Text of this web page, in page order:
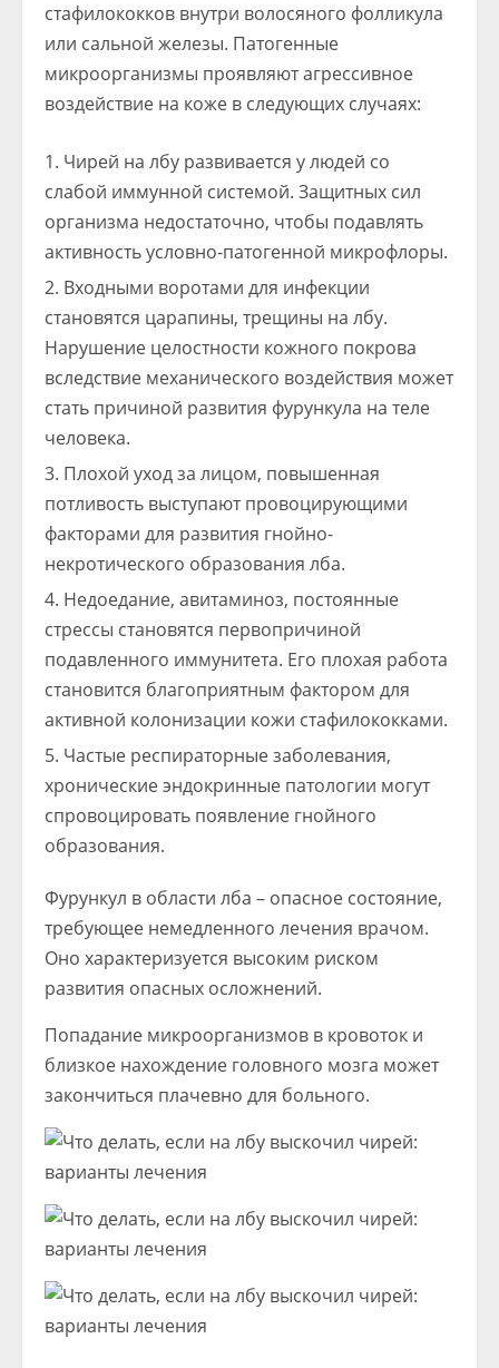
стафилококков внутри волосяного фолликула
или сальной железы. Патогенные
микроорганизмы проявляют агрессивное
воздействие на коже в следующих случаях:
Чирей на лбу развивается у людей со
слабой иммунной системой. Защитных сил
организма недостаточно, чтобы подавлять
активность условно-патогенной микрофлоры.
Входными воротами для инфекции
становятся царапины, трещины на лбу.
Нарушение целостности кожного покрова
вследствие механического воздействия может
стать причиной развития фурункула на теле
человека.
Плохой уход за лицом, повышенная
потливость выступают провоцирующими
факторами для развития гнойно-
некротического образования лба.
Недоедание, авитаминоз, постоянные
стрессы становятся первопричиной
подавленного иммунитета. Его плохая работа
становится благоприятным фактором для
активной колонизации кожи стафилококками.
Частые респираторные заболевания,
хронические эндокринные патологии могут
спровоцировать появление гнойного
образования.
Фурункул в области лба – опасное состояние,
требующее немедленного лечения врачом.
Оно характеризуется высоким риском
развития опасных осложнений.
Попадание микроорганизмов в кровоток и
близкое нахождение головного мозга может
закончиться плачевно для больного.